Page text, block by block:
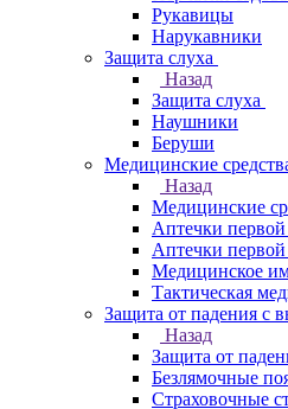
Рукавицы
Нарукавники
Защита слуха
Назад
Защита слуха
Наушники
Беруши
Медицинские
Назад
Медицинские
Аптечки
Аптечки
Медицинское
Тактическая
Защита от падения с
Назад
Защита от
Безлямочные
Страховочные